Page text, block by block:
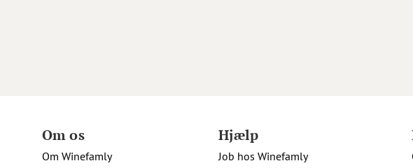
Om os
Om Winefamly
Hjælp
Job hos Winefamly